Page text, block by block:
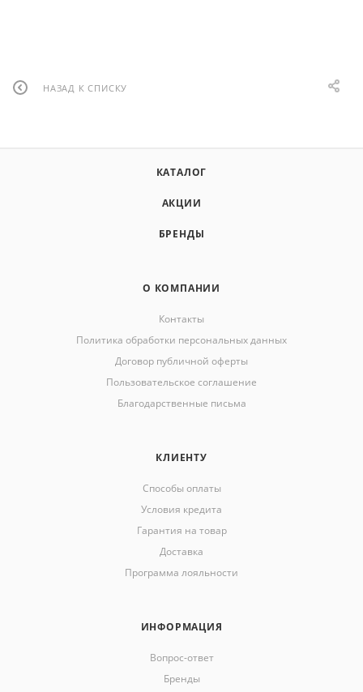
НАЗАД К СПИСКУ
КАТАЛОГ
АКЦИИ
БРЕНДЫ
О КОМПАНИИ
Контакты
Политика обработки персональных данных
Договор публичной оферты
Пользовательское соглашение
Благодарственные письма
КЛИЕНТУ
Способы оплаты
Условия кредита
Гарантия на товар
Доставка
Программа лояльности
ИНФОРМАЦИЯ
Вопрос-ответ
Бренды